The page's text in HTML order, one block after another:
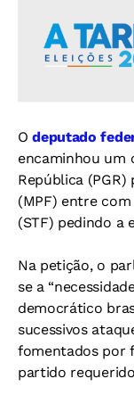
Odeputado
encaminhou um
República
(MPF) entre
(STF) pedindo a
Na petição, o
se a
democrático
sucessivos
fomentados por
partido